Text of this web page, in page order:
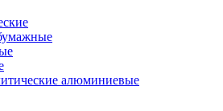
алюминиевые